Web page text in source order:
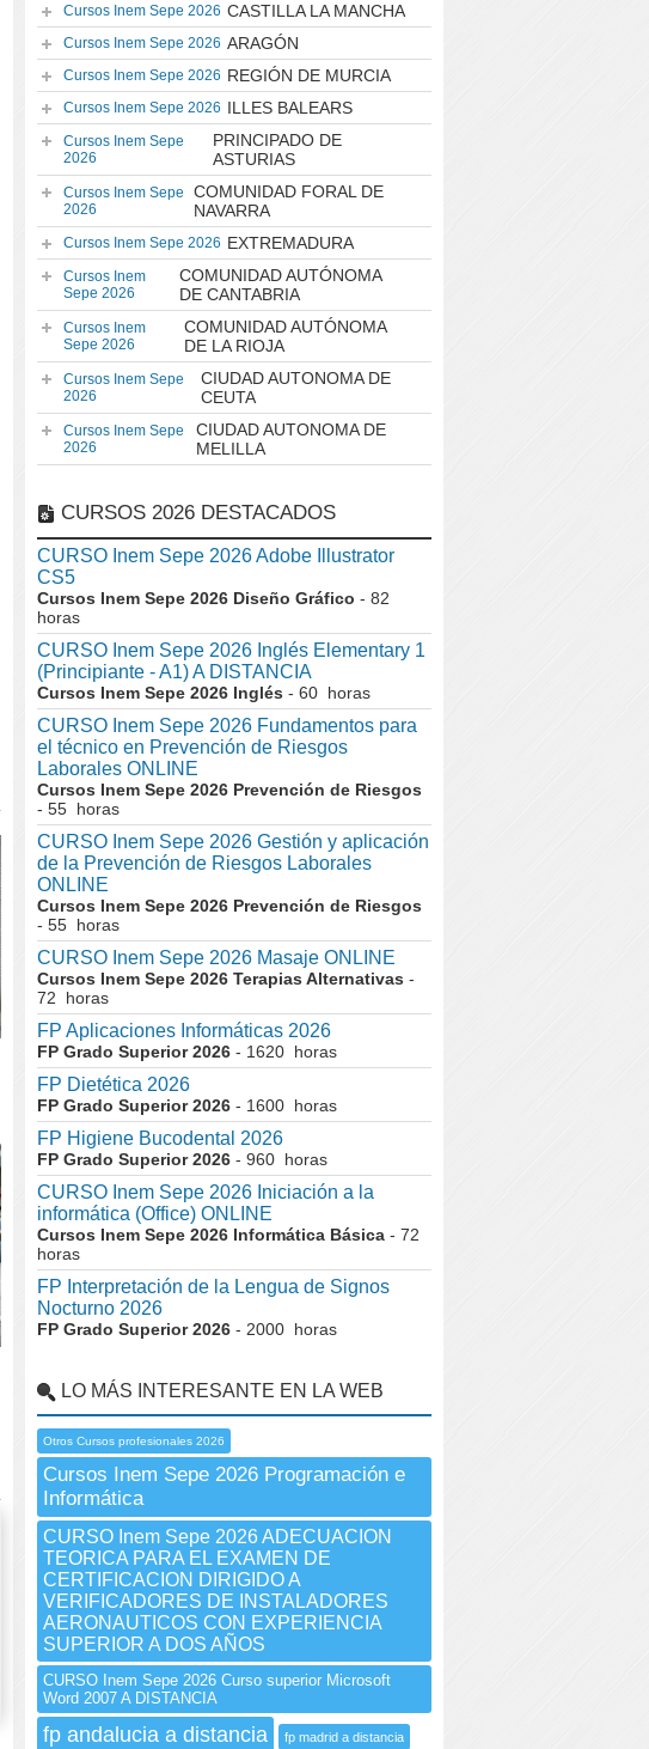
Cursos Inem Sepe 2026 CASTILLA LA MANCHA
Cursos Inem Sepe 2026 ARAGÓN
Cursos Inem Sepe 2026 REGIÓN DE MURCIA
Cursos Inem Sepe 2026 ILLES BALEARS
Cursos Inem Sepe
2026
PRINCIPADO DE
ASTURIAS
Cursos Inem Sepe
2026
COMUNIDAD FORAL DE
NAVARRA
Cursos Inem Sepe 2026 EXTREMADURA
Cursos Inem
Sepe 2026
COMUNIDAD AUTÓNOMA
DE CANTABRIA
Cursos Inem
Sepe 2026
COMUNIDAD AUTÓNOMA
DE LA RIOJA
Cursos Inem Sepe
2026
CIUDAD AUTONOMA DE
CEUTA
Cursos Inem Sepe
2026
CIUDAD AUTONOMA DE
MELILLA
CURSOS 2026 DESTACADOS
CURSO Inem Sepe 2026 Adobe Illustrator
CS5
Cursos Inem Sepe 2026 Diseño Gráfico - 82
horas
CURSO Inem Sepe 2026 Inglés Elementary 1
(Principiante - A1) A DISTANCIA
Cursos Inem Sepe 2026 Inglés - 60 horas
CURSO Inem Sepe 2026 Fundamentos para
el técnico en Prevención de Riesgos
Laborales ONLINE
Cursos Inem Sepe 2026 Prevención de Riesgos
- 55 horas
CURSO Inem Sepe 2026 Gestión y aplicación
de la Prevención de Riesgos Laborales
ONLINE
Cursos Inem Sepe 2026 Prevención de Riesgos
- 55 horas
CURSO Inem Sepe 2026 Masaje ONLINE
Cursos Inem Sepe 2026 Terapias Alternativas -
72 horas
FP Aplicaciones Informáticas 2026
FP Grado Superior 2026 - 1620 horas
FP Dietética 2026
FP Grado Superior 2026 - 1600 horas
FP Higiene Bucodental 2026
FP Grado Superior 2026 - 960 horas
CURSO Inem Sepe 2026 Iniciación a la
informática (Office) ONLINE
Cursos Inem Sepe 2026 Informática Básica - 72
horas
FP Interpretación de la Lengua de Signos
Nocturno 2026
FP Grado Superior 2026 - 2000 horas
LO MÁS INTERESANTE EN LA WEB
Otros Cursos profesionales 2026
Cursos Inem Sepe 2026 Programación e
Informática
CURSO Inem Sepe 2026 ADECUACION
TEORICA PARA EL EXAMEN DE
CERTIFICACION DIRIGIDO A
VERIFICADORES DE INSTALADORES
AERONAUTICOS CON EXPERIENCIA
SUPERIOR A DOS AÑOS
CURSO Inem Sepe 2026 Curso superior Microsoft
Word 2007 A DISTANCIA
fp andalucia a distancia fp madrid a distancia